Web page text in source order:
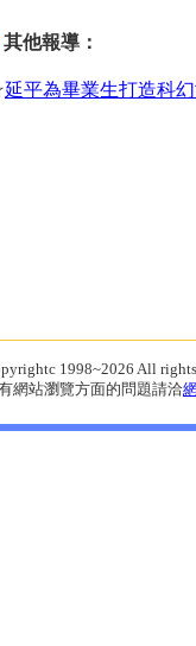
其他報導：
延平為畢業生打造科
1998~2026 All
網站瀏覽方面的問題請洽